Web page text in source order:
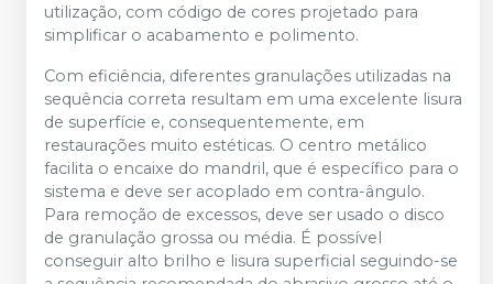
utilização, com código de cores projetado para
simplificar o acabamento e polimento.
Com eficiência, diferentes granulações utilizadas na
sequência correta resultam em uma excelente lisura
de superfície e, consequentemente, em
restaurações muito estéticas. O centro metálico
facilita o encaixe do mandril, que é específico para o
sistema e deve ser acoplado em contra-ângulo.
Para remoção de excessos, deve ser usado o disco
de granulação grossa ou média. É possível
conseguir alto brilho e lisura superficial seguindo-se